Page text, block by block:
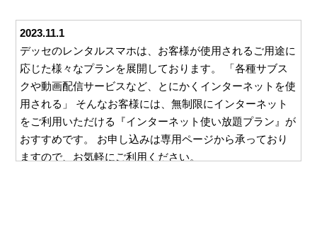
2023.11.1
デッセのレンタルスマホは、お客様が使用されるご用途に
応じた様々なプランを展開しております。 「各種サブス
クや動画配信サービスなど、とにかくインターネットを使
用される」 そんなお客様には、無制限にインターネット
をご利用いただける『インターネット使い放題プラン』が
おすすめです。 お申し込みは専用ページから承っており
ますので、お気軽にご利用ください。